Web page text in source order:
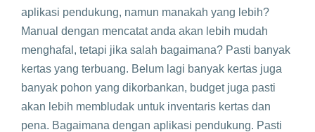
aplikasi pendukung, namun manakah yang lebih?
Manual dengan mencatat anda akan lebih mudah
menghafal, tetapi jika salah bagaimana? Pasti banyak
kertas yang terbuang. Belum lagi banyak kertas juga
banyak pohon yang dikorbankan, budget juga pasti
akan lebih membludak untuk inventaris kertas dan
pena. Bagaimana dengan aplikasi pendukung. Pasti